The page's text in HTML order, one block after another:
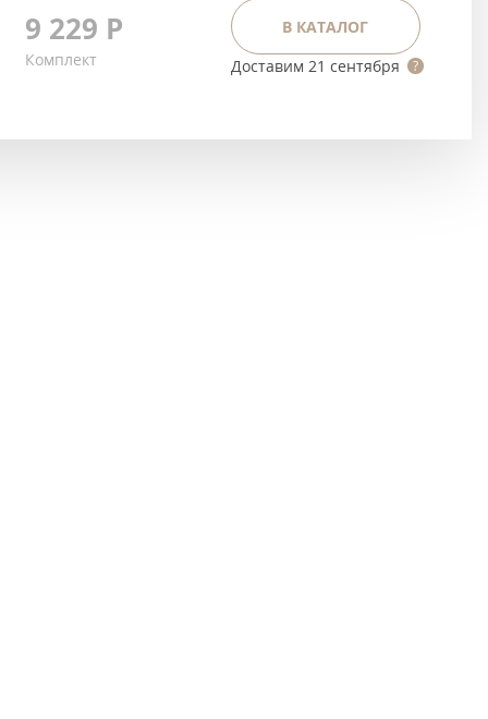
Серый цвет
9 229 Р
Комплект
В КАТАЛОГ
Доставим 21 сентября